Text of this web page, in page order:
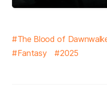
The Blood of
Fantasy
2025